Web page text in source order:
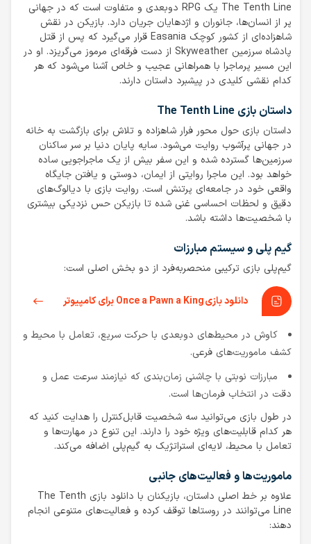
The Tenth Line یک RPG دوبعدی و متفاوت است که در جهانی
پر از انسان‌ها، جانوران و اژدهایان جریان دارد. بازیکن در نقش
شاهزاده‌ای از کشور کوچک Easania قرار می‌گیرد که پس از قتل
پادشاه سرزمین Skyweather از دست فرقه‌ای مرموز می‌گریزد. او در
این مسیر پرماجرا با همراهانی عجیب و خاص آشنا می‌شود که هر
کدام نقشی کلیدی در پیشبرد داستان دارند.
داستان بازی The Tenth Line
داستان بازی حول محور فرار شاهزاده و تلاش برای بازگشت به خانه
در جهانی پرآشوب روایت می‌شود. سایه پایان دنیا بر سر ساکنان
سرزمین‌ها گسترده شده و این سفر بیش از یک ماجراجویی ساده
خواهد بود. این ماجرا روایتی از ایمان، دوستی و یافتن جایگاه
واقعی خود در جامعه‌ای پرتنش است. روایت بازی با دیالوگ‌های
دقیق و لحظات احساسی غنی شده تا بازیکن حس نزدیکی بیشتری
با شخصیت‌ها داشته باشد.
گیم پلی و سیستم مبارزات
گیم‌پلی بازی ترکیبی منحصربه‌فرد از دو بخش اصلی است:
دانلود بازی Once a Pawn a King برای کامپیوتر
کاوش در محیط‌های دوبعدی با حرکت سریع، تعامل با محیط و
کشف ماموریت‌های فرعی.
مبارزات نوبتی با چاشنی زمان‌بندی که نیازمند سرعت عمل و
دقت در انتخاب فرمان‌ها است.
در طول بازی می‌توانید سه شخصیت قابل‌کنترل را هدایت کنید که
هر کدام قابلیت‌های ویژه خود را دارند. این تنوع در مهارت‌ها و
تعامل با محیط، لایه‌ای استراتژیک به گیم‌پلی اضافه می‌کند.
ماموریت‌ها و فعالیت‌های جانبی
علاوه بر خط اصلی داستان، بازیکنان با دانلود بازی The Tenth
Line می‌توانند در روستاها توقف کرده و فعالیت‌های متنوعی انجام
دهند: